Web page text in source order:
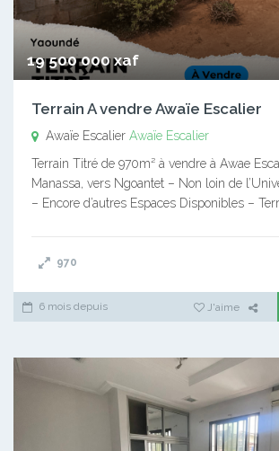
19 500 000 xaf
Terrain A vendre Awaïe Escalier
Awaïe Escalier Awaïe Escalier
Terrain Titré de 970m² à vendre à Awae
Manassa, vers Ngoantet – Non loin de
– Encore d’autres Espaces Disponibles –
970
6 mois depuis J'aime